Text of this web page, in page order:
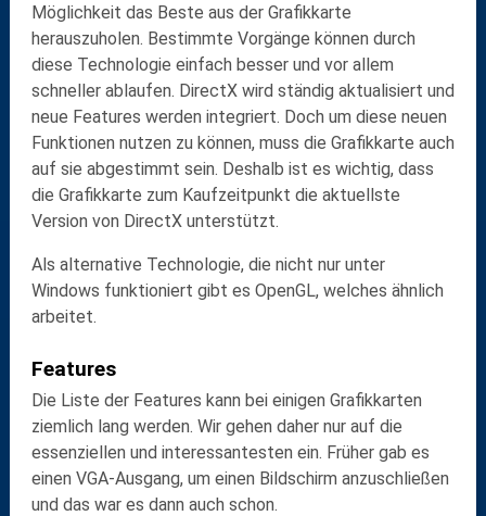
Möglichkeit das Beste aus der Grafikkarte
herauszuholen. Bestimmte Vorgänge können durch
diese Technologie einfach besser und vor allem
schneller ablaufen. DirectX wird ständig aktualisiert und
neue Features werden integriert. Doch um diese neuen
Funktionen nutzen zu können, muss die Grafikkarte auch
auf sie abgestimmt sein. Deshalb ist es wichtig, dass
die Grafikkarte zum Kaufzeitpunkt die aktuellste
Version von DirectX unterstützt.
Als alternative Technologie, die nicht nur unter
Windows funktioniert gibt es OpenGL, welches ähnlich
arbeitet.
Features
Die Liste der Features kann bei einigen Grafikkarten
ziemlich lang werden. Wir gehen daher nur auf die
essenziellen und interessantesten ein. Früher gab es
einen VGA-Ausgang, um einen Bildschirm anzuschließen
und das war es dann auch schon.